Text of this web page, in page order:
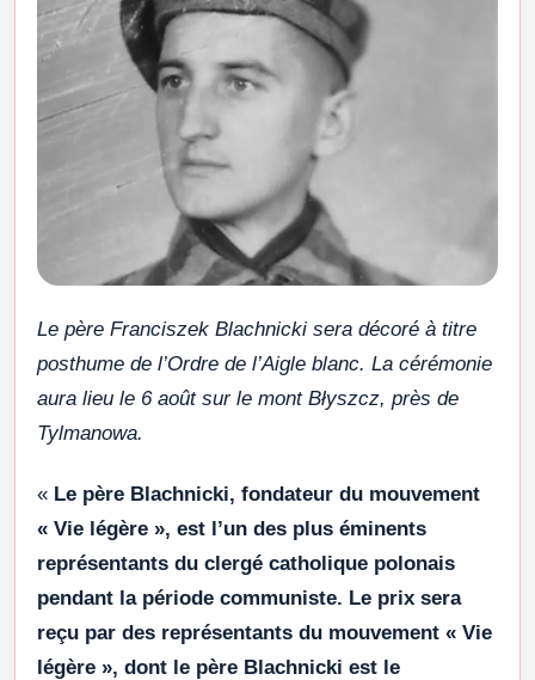
Le père Franciszek Blachnicki sera décoré à titre
posthume de l’Ordre de l’Aigle blanc. La cérémonie
aura lieu le 6 août sur le mont Błyszcz, près de
Tylmanowa.
« Le père Blachnicki, fondateur du mouvement
« Vie légère », est l’un des plus éminents
représentants du clergé catholique polonais
pendant la période communiste. Le prix sera
reçu par des représentants du mouvement « Vie
légère », dont le père Blachnicki est le